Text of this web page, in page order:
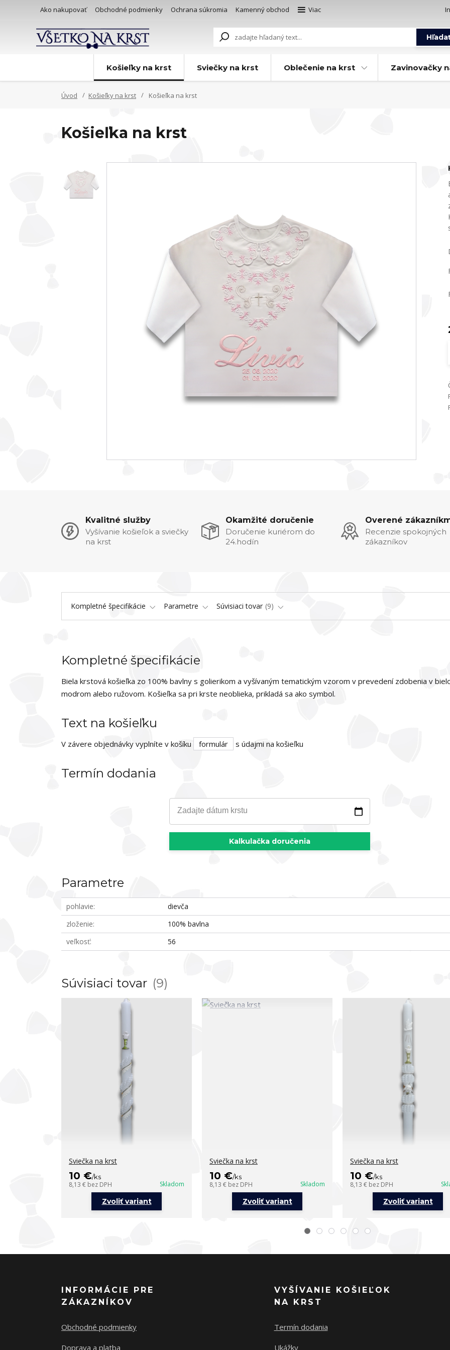
Ako nakupovať Obchodné podmienky Ochrana súkromia Kamenný obchod Viac
Košieľky na krst Sviečky na krst Oblečenie na krst Zavinovačky
Úvod Košieľky na krst Košieľka na krst
Košieľka na krst
Kvalitné služby
Vyšívanie košieľok a sviečky
na krst
Okamžité doručenie
Doručenie kuriérom do
24.hodín
Overené
Recenzie spokojných
zákazníkov
Kompletné špecifikácie Parametre Súvisiaci tovar 9
Kompletné špecifikácie
Biela krstová košieľka zo 100% bavlny s golierikom a vyšívaným tematickým vzorom v prevedení zdobenia v
modrom alebo ružovom. Košieľka sa pri krste neoblieka, prikladá sa ako symbol.
Text na košieľku
V závere objednávky vyplníte v košíku formulár s údajmi na košieľku
Termín dodania
Zadajte dátum krstu
Kalkulačka doručenia
Parametre
pohlavie
dievča
zloženie
100% bavlna
veľkosť
56
Súvisiaci tovar 9
Sviečka na krst
10 €/ks
8,13 € bez DPH Skladom
Zvoliť variant
Sviečka na krst
10 €/ks
8,13 € bez DPH Skladom
Zvoliť variant
Sviečka na krst
10 €/ks
8,13 € bez DPH
Zvoliť variant
INFORMÁCIE PRE
ZÁKAZNÍKOV
Obchodné podmienky
Doprava a platba
VYŠÍVANIE KOŠIEĽOK
NA KRST
Termín dodania
Ukážky